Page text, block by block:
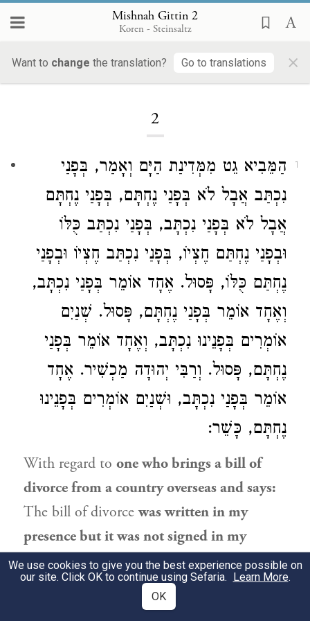
Mishnah Gittin 2
Koren - Steinsaltz
Want to change the translation? Go to translations ×
2
1
הַמֵּבִיא גֵט מִמְּדִינַת הַיָּם וְאָמַר, בְּפָנַי
נִכְתַּב אֲבָל לֹא בְּפָנַי נֶחְתָּם, בְּפָנַי נֶחְתָּם
אֲבָל לֹא בְּפָנַי נִכְתָּב, בְּפָנַי נִכְתַּב כֻּלּוֹ
וּבְפָנַי נֶחְתַּם חֶצְיוֹ, בְּפָנַי נִכְתַּב חֶצְיוֹ וּבְפָנַי
נֶחְתַּם כֻּלּוֹ, פָּסוּל. אֶחָד אוֹמֵר בְּפָנַי נִכְתָּב,
וְאֶחָד אוֹמֵר בְּפָנַי נֶחְתָּם, פָּסוּל. שְׁנַיִם
אוֹמְרִים בְּפָנֵינוּ נִכְתָּב, וְאֶחָד אוֹמֵר בְּפָנַי
נֶחְתָּם, פָּסוּל. וְרַבִּי יְהוּדָה מַכְשִׁיר. אֶחָד
אוֹמֵר בְּפָנַי נִכְתָּב, וּשְׁנַיִם אוֹמְרִים בְּפָנֵינוּ
נֶחְתָּם, כָּשֵׁר:
With regard to one who brings a bill of
divorce from a country overseas and says:
The bill of divorcewas written in my
presence but it was not signed in my
presence;or if he said:It was signed in my
presence but it was not written in my
All of it was written in my
We use cookies to give you the best experience possible on
our site. Click OK to continue using Sefaria. Learn More.
OK